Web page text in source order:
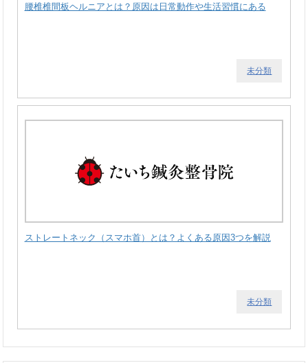
腰椎椎間板ヘルニアとは？原因は日常動作や生活習慣にある
未分類
ストレートネック（スマホ首）とは？よくある原因3つを解説
未分類